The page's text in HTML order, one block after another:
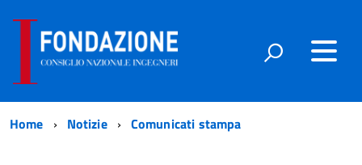
Home Notizie Comunicati stampa